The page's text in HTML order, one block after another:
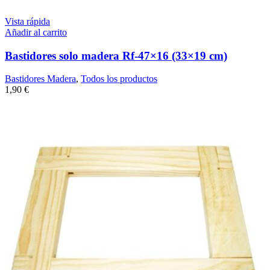
Vista rápida
Añadir al carrito
Bastidores solo madera Rf-47×16 (33×19 cm)
Bastidores Madera, Todos los productos
1,90 €